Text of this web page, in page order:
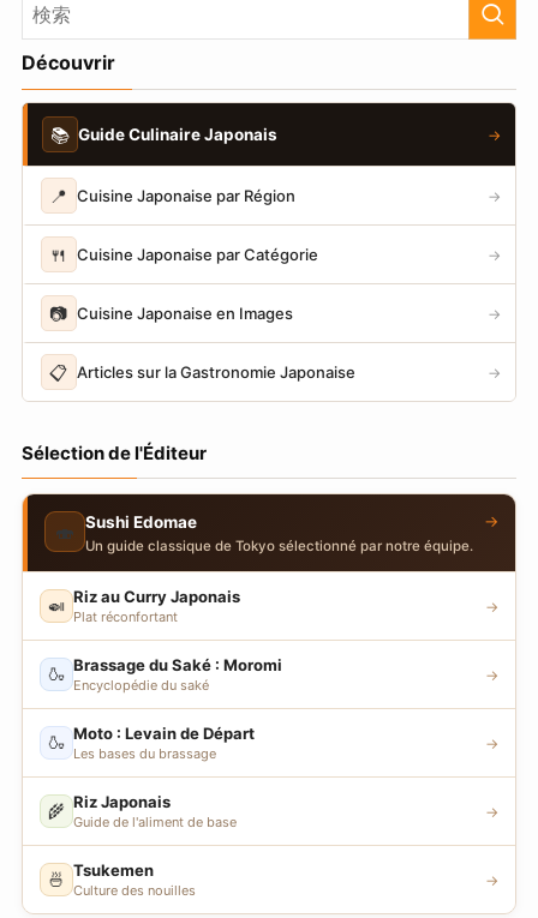
Découvrir
📚 Guide Culinaire Japonais →
📍 Cuisine Japonaise par Région →
🍴 Cuisine Japonaise par Catégorie →
📷 Cuisine Japonaise en Images →
📋 Articles sur la Gastronomie Japonaise →
Sélection de l'Éditeur
🍣 Sushi Edomae
Un guide classique de Tokyo sélectionné par notre équipe.
→
🍛 Riz au Curry Japonais
Plat réconfortant
→
🍶 Brassage du Saké : Moromi
Encyclopédie du saké
→
🍶 Moto : Levain de Départ
Les bases du brassage
→
🌾 Riz Japonais
Guide de l'aliment de base
→
🍜 Tsukemen
Culture des nouilles
→